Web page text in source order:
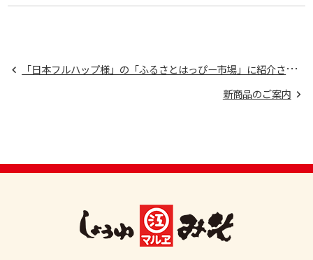
「
日本フルハップ様」の「ふるさとはっぴー市場」に紹介されました。
新商品のご案内